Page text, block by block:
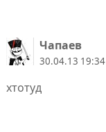
Чапаев
30.04.13 19:34
хтотуд